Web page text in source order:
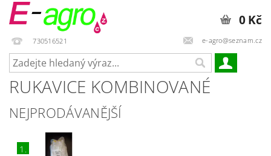
730516521 e-agro@seznam.cz
0 Kč
RUKAVICE KOMBINOVANÉ
NEJPRODÁVANĚJŠÍ
1.